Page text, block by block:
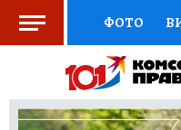
ФОТО
ВЫБОР